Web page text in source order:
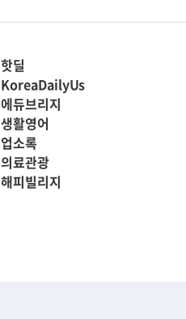
핫딜
KoreaDailyUs
에듀브리지
생활영어
업소록
의료관광